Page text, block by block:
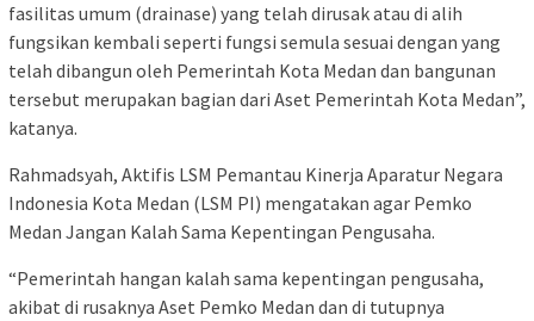
fasilitas umum (drainase) yang telah dirusak atau di alih
fungsikan kembali seperti fungsi semula sesuai dengan yang
telah dibangun oleh Pemerintah Kota Medan dan bangunan
tersebut merupakan bagian dari Aset Pemerintah Kota Medan”,
katanya.
Rahmadsyah, Aktifis LSM Pemantau Kinerja Aparatur Negara
Indonesia Kota Medan (LSM PI) mengatakan agar Pemko
Medan Jangan Kalah Sama Kepentingan Pengusaha.
“Pemerintah hangan kalah sama kepentingan pengusaha,
akibat di rusaknya Aset Pemko Medan dan di tutupnya